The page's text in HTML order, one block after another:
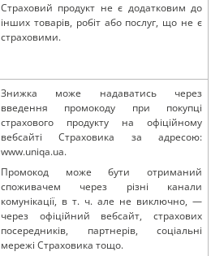
Страховий продукт не є додатковим до
інших товарів, робіт або послуг, що не є
страховими.
Знижка може надаватись через
введення промокоду при покупці
страхового продукту на офіційному
вебсайті Страховика за адресою:
www.uniqa.ua.
Промокод може бути отриманий
споживачем через різні канали
комунікації, в т. ч. але не виключно, —
через офіційний вебсайт, страхових
посередників, партнерів, соціальні
мережі Страховика тощо.